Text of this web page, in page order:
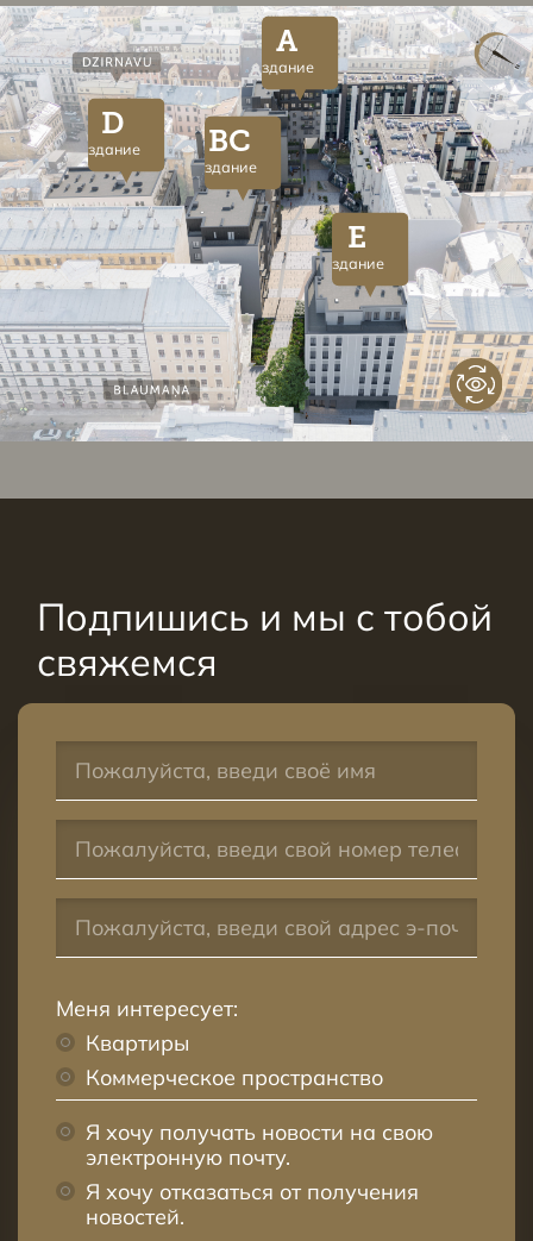
A
здание
BC
здание
D
здание
E
здание
Подпишись и мы с тобой
свяжемся
Меня интересует:
Квартиры
Коммерческое пространство
Я хочу получать новости на свою
электронную почту.
Я хочу отказаться от получения
новостей.